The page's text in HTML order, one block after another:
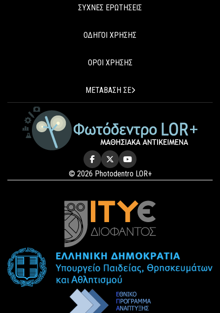
ΣΥΧΝΕΣ ΕΡΩΤΗΣΕΙΣ
ΟΔΗΓΟΙ ΧΡΗΣΗΣ
ΟΡΟΙ ΧΡΗΣΗΣ
ΜΕΤΑΒΑΣΗ ΣΕ
© 2026 Photodentro LOR+